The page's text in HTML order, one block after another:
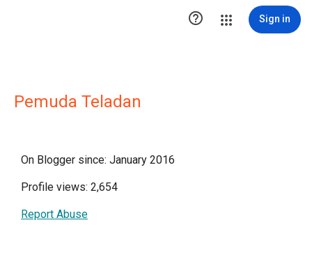
 Sign in
Pemuda Teladan
On Blogger since: January 2016
Profile views: 2,654
Report Abuse